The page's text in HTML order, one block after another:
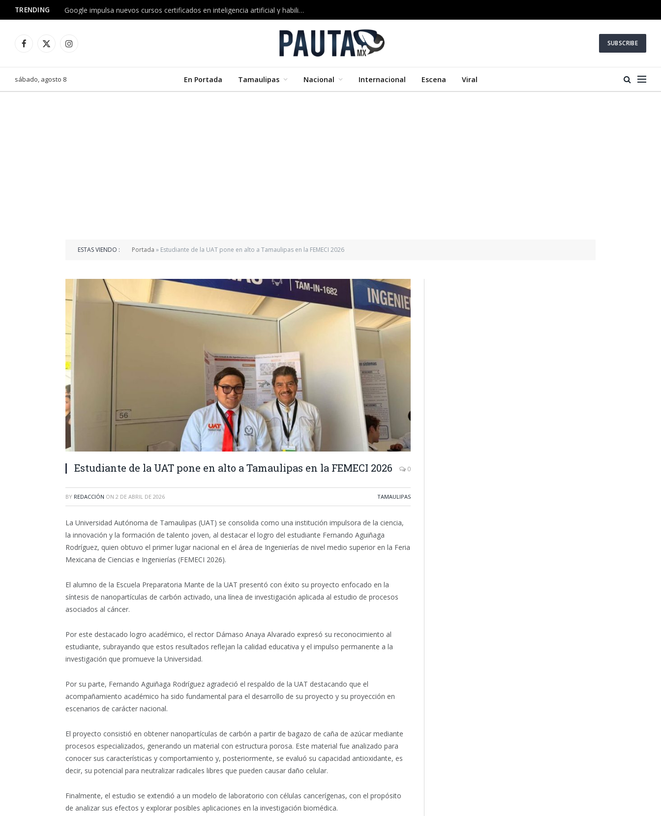
TRENDING Google impulsa nuevos cursos certificados en inteligencia artificial y habilidades digitales
Facebook
X
Instagram SUBSCRIBE
sábado, agosto 8 En Portada Tamaulipas Nacional Internacional Escena Viral
ESTAS VIENDO : Portada » Estudiante de la UAT pone en alto a Tamaulipas en la FEMECI 2026
Estudiante de la UAT pone en alto a Tamaulipas en la FEMECI 2026 0
BY REDACCIÓN ON 2 DE ABRIL DE 2026 TAMAULIPAS
La Universidad Autónoma de Tamaulipas (UAT) se consolida como una institución impulsora de la ciencia,
la innovación y la formación de talento joven, al destacar el logro del estudiante Fernando Aguiñaga
Rodríguez, quien obtuvo el primer lugar nacional en el área de Ingenierías de nivel medio superior en la Feria
Mexicana de Ciencias e Ingenierías (FEMECI 2026).
El alumno de la Escuela Preparatoria Mante de la UAT presentó con éxito su proyecto enfocado en la
síntesis de nanopartículas de carbón activado, una línea de investigación aplicada al estudio de procesos
asociados al cáncer.
Por este destacado logro académico, el rector Dámaso Anaya Alvarado expresó su reconocimiento al
estudiante, subrayando que estos resultados reflejan la calidad educativa y el impulso permanente a la
investigación que promueve la Universidad.
Por su parte, Fernando Aguiñaga Rodríguez agradeció el respaldo de la UAT destacando que el
acompañamiento académico ha sido fundamental para el desarrollo de su proyecto y su proyección en
escenarios de carácter nacional.
El proyecto consistió en obtener nanopartículas de carbón a partir de bagazo de caña de azúcar mediante
procesos especializados, generando un material con estructura porosa. Este material fue analizado para
conocer sus características y comportamiento y, posteriormente, se evaluó su capacidad antioxidante, es
decir, su potencial para neutralizar radicales libres que pueden causar daño celular.
Finalmente, el estudio se extendió a un modelo de laboratorio con células cancerígenas, con el propósito
de analizar sus efectos y explorar posibles aplicaciones en la investigación biomédica.